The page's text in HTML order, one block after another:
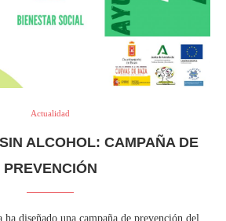
Actualidad
ALCOHOL: CAMPAÑA DE
PREVENCIÓN
diseñado una campaña de prevención del